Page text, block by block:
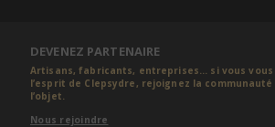
DEVENEZ PARTENAIRE
Artisans, fabricants, entreprises... si vous
l’esprit de Clepsydre, rejoignez la
l’objet.
Nous rejoindre